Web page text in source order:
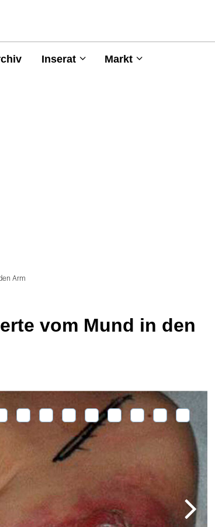
Inserat Markt
Arm
vom Mund in den